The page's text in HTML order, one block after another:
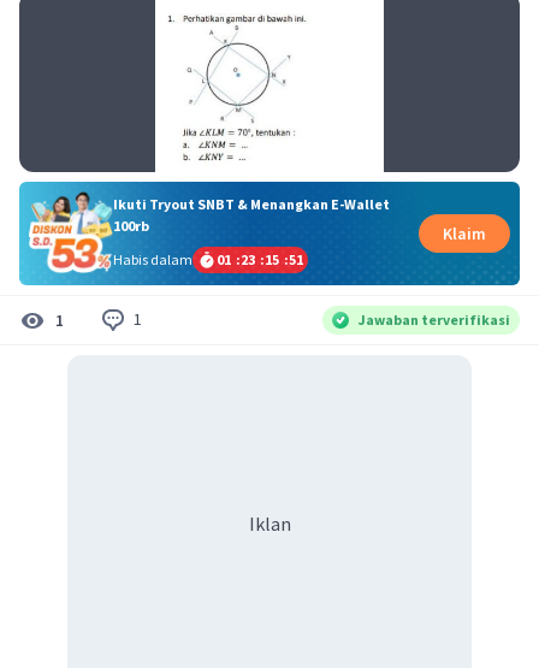
Ikuti Tryout SNBT & Menangkan E-Wallet
100rb
Habis dalam
01 :23 :15 :51
Klaim
1 1 Jawaban terverifikasi
Iklan